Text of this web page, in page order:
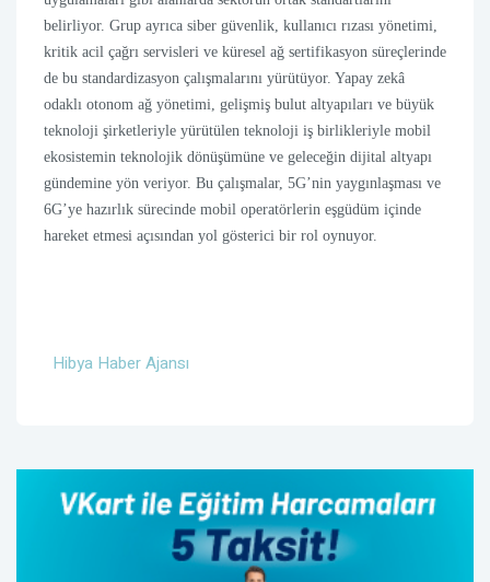
belirliyor. Grup ayrıca siber güvenlik, kullanıcı rızası yönetimi,
kritik acil çağrı servisleri ve küresel ağ sertifikasyon süreçlerinde
de bu standardizasyon çalışmalarını yürütüyor. Yapay zekâ
odaklı otonom ağ yönetimi, gelişmiş bulut altyapıları ve büyük
teknoloji şirketleriyle yürütülen teknoloji iş birlikleriyle mobil
ekosistemin teknolojik dönüşümüne ve geleceğin dijital altyapı
gündemine yön veriyor. Bu çalışmalar, 5G’nin yaygınlaşması ve
6G’ye hazırlık sürecinde mobil operatörlerin eşgüdüm içinde
hareket etmesi açısından yol gösterici bir rol oynuyor.
Hibya Haber Ajansı